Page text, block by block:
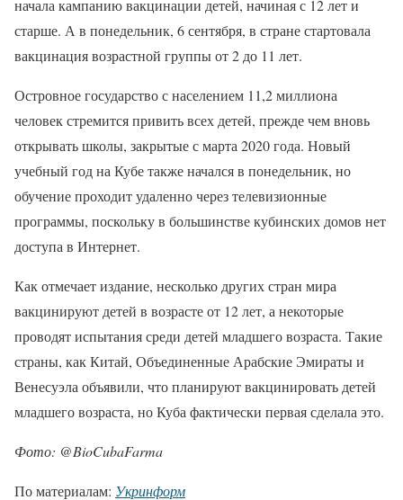
начала кампанию вакцинации детей, начиная с 12 лет и
старше. А в понедельник, 6 сентября, в стране стартовала
вакцинация возрастной группы от 2 до 11 лет.
Островное государство с населением 11,2 миллиона
человек стремится привить всех детей, прежде чем вновь
открывать школы, закрытые с марта 2020 года. Новый
учебный год на Кубе также начался в понедельник, но
обучение проходит удаленно через телевизионные
программы, поскольку в большинстве кубинских домов нет
доступа в Интернет.
Как отмечает издание, несколько других стран мира
вакцинируют детей в возрасте от 12 лет, а некоторые
проводят испытания среди детей младшего возраста. Такие
страны, как Китай, Объединенные Арабские Эмираты и
Венесуэла объявили, что планируют вакцинировать детей
младшего возраста, но Куба фактически первая сделала это.
Фото: @BioCubaFarma
По материалам: Укринформ